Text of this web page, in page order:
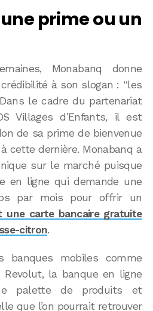
prime ou un
Monabanq donne
à son slogan : “les
le cadre du partenariat
Villages d’Enfants, il est
de sa prime de bienvenue
cette dernière. Monabanq a
sur le marché puisque
en ligne qui demande une
par mois pour offrir un
une carte bancaire gratuite
citron.
banques mobiles comme
Revolut, la banque en ligne
palette de produits et
que l’on pourrait retrouver